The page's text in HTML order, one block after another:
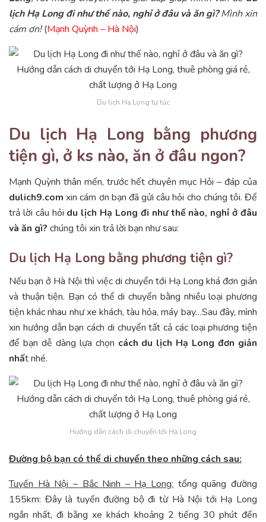
lịch Hạ Long đi như thế nào, nghỉ ở đâu và ăn gì?Mình xin
cám ơn!(Mạnh Quỳnh – Hà Nội)
Du lịch Hạ Long tự túc
Du lịch Hạ Long bằng phương
tiện gì, ở ks nào, ăn ở đâu ngon?
Mạnh Quỳnh thân mến, trước hết chuyên mục Hỏi – đáp của
dulich9.com xin cám ơn bạn đã gửi câu hỏi cho chúng tôi. Để
trả lời câu hỏi du lịch Hạ Long đi như thế nào, nghỉ ở đâu
và ăn gì? chúng tôi xin trả lời bạn như sau:
Du lịch Hạ Long bằng phương tiện gì?
Nếu bạn ở Hà Nội thì việc di chuyển tới Hạ Long khá đơn giản
và thuận tiện. Bạn có thể di chuyển bằng nhiều loại phương
tiện khác nhau như xe khách, tàu hỏa, máy bay…Sau đây, mình
xin hướng dẫn bạn cách di chuyển tất cả các loại phương tiện
để bạn dễ dàng lựa chọn cách du lịch Hạ Long đơn giản
nhất nhé.
Hướng dẫn cách di chuyển tới Hạ Long
Đường bộ bạn có thể di chuyển theo những cách sau:
Tuyến Hà Nội – Bắc Ninh – Hạ Long: tổng quãng đường
155km: Đây là tuyến đường bộ đi từ Hà Nội tới Hạ Long
ngắn nhất, đi bằng xe khách khoảng 2 tiếng 30 phút đến